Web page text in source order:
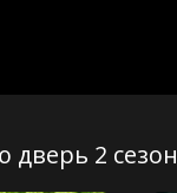
дверь 2 сезон